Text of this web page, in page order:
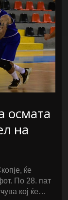
осмата
на
ќе
По 28. пат
кој ќе…